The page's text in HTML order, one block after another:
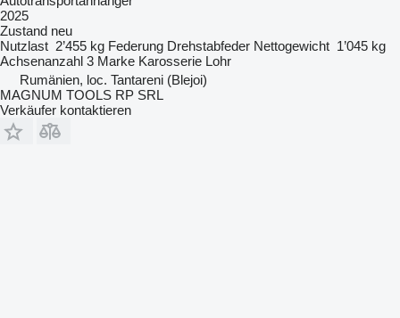
2025
Zustand neu
Nutzlast 2’455 kg Federung Drehstabfeder Nettogewicht 1’045 kg
Achsenanzahl 3 Marke Karosserie Lohr
Rumänien, loc. Tantareni (Blejoi)
MAGNUM TOOLS RP SRL
Verkäufer kontaktieren